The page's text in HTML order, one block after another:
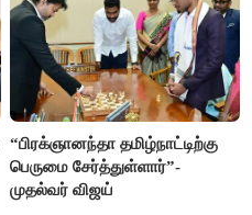
“பிரக்ஞானந்தா தமிழ்நாட்டிற்கு
பெருமை சேர்த்துள்ளார்”-
முதல்வர் விஜய்